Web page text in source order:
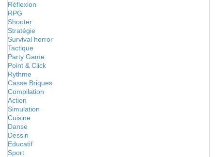
Réflexion
RPG
Shooter
Stratégie
Survival horror
Tactique
Party Game
Point & Click
Rythme
Casse Briques
Compilation
Action
Simulation
Cuisine
Danse
Dessin
Educatif
Sport